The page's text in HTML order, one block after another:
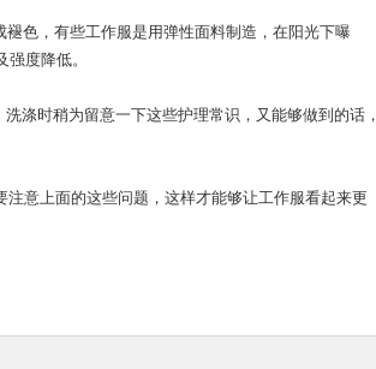
色，有些工作服是用弹性面料制造，在阳光下曝
度降低。
涤时稍为留意一下这些护理常识，又能够做到的话，
意上面的这些问题，这样才能够让工作服看起来更